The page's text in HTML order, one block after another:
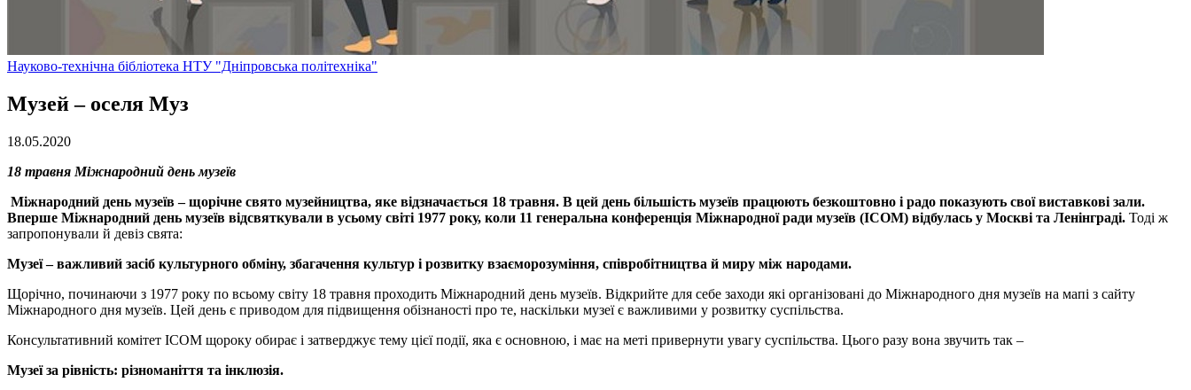
Науково-технічна бібліотека НТУ "Дніпровська політехніка"
Музей – оселя Муз
18.05.2020
18 травня Міжнародний день музеїв
Міжнародний день музеїв – щорічне свято музейництва, яке відзначається 18 травня. В цей день більшість музеїв працюють безкоштовно і радо показують свої виставкові зали.
Вперше Міжнародний день музеїв відсвяткували в усьому світі 1977 року, коли 11 генеральна конференція Міжнародної ради музеїв (ICOM) відбулась у Москві та Ленінграді. Тоді ж
запропонували й девіз свята:
Музеї – важливий засіб культурного обміну, збагачення культур і розвитку взаєморозуміння, співробітництва й миру між народами.
Щорічно, починаючи з 1977 року по всьому світу 18 травня проходить Міжнародний день музеїв. Відкрийте для себе заходи які організовані до Міжнародного дня музеїв на мапі з сайту
Міжнародного дня музеїв. Цей день є приводом для підвищення обізнаності про те, наскільки музеї є важливими у розвитку суспільства.
Консультативний комітет ІСОМ щороку обирає і затверджує тему цієї події, яка є основною, і має на меті привернути увагу суспільства. Цього разу вона звучить так –
Музеї за рівність: різноманіття та інклюзія.